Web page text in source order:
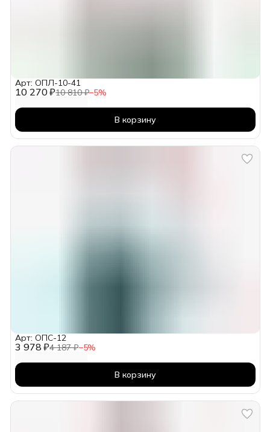
10 270 ₽10 810 ₽−5%
Арт: ОПЛ-10-41
В корзину
3 978 ₽4 187 ₽−5%
Арт: ОПС-12
В корзину